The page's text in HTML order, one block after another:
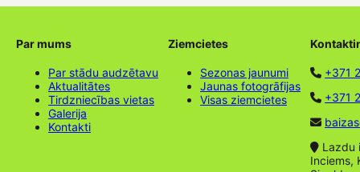
Par mums
Par stādu audzētavu
Aktualitātes
Tirdzniecības vietas
Galerija
Kontakti
Ziemcietes
Sezonas jaunumi
Jaunas fotogrāfijas
Visas ziemcietes
+371
+371
Lazdu
Inciems,